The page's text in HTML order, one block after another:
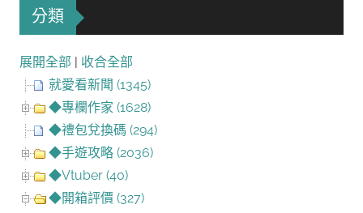
分類
展開全部 | 收合全部
就愛看新聞 (1345)
◆專欄作家 (1628)
◆禮包兌換碼 (294)
◆手遊攻略 (2036)
◆Vtuber (40)
◆開箱評價 (327)